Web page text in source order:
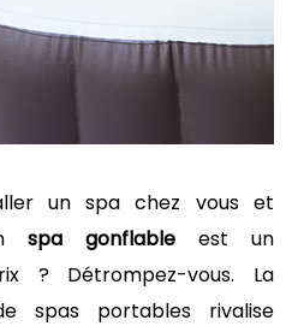
un spa chez vous et
spa gonflable est un
? Détrompez-vous. La
spas portables rivalise